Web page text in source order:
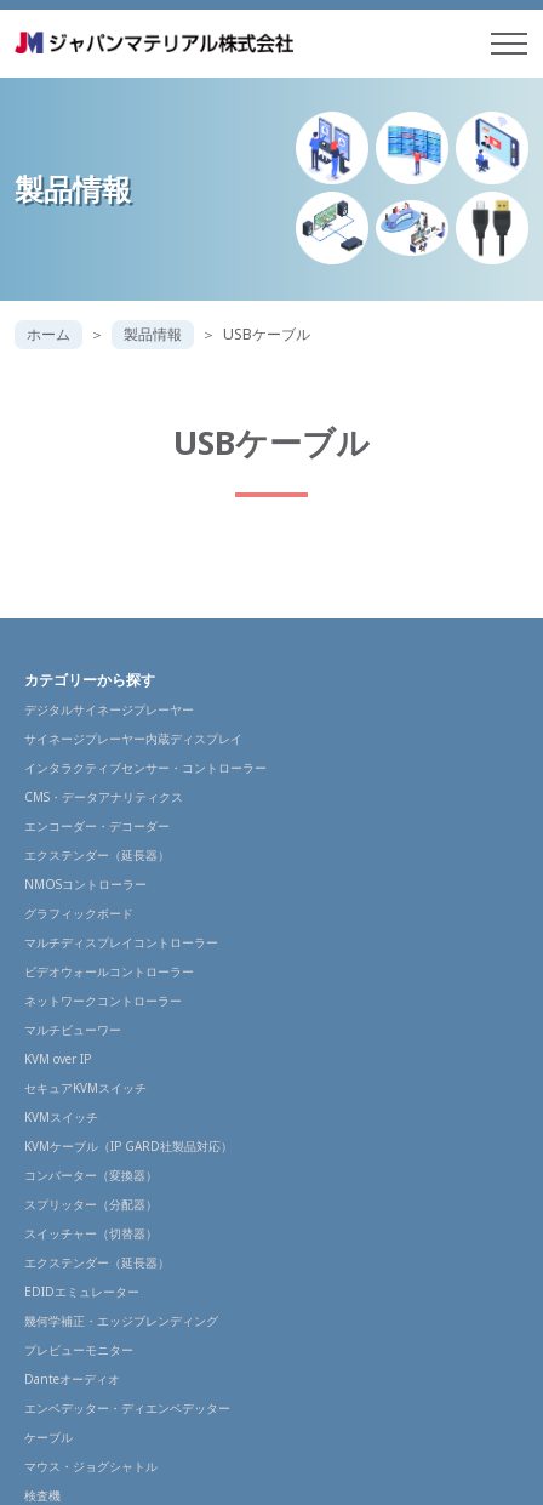
製品情報
ホーム 製品情報 USBケーブル
USBケーブル
カテゴリーから探す
デジタルサイネージプレーヤー
サイネージプレーヤー内蔵ディスプレイ
インタラクティブセンサー・コントローラー
CMS・データアナリティクス
エンコーダー・デコーダー
エクステンダー（延長器）
NMOSコントローラー
グラフィックボード
マルチディスプレイコントローラー
ビデオウォールコントローラー
ネットワークコントローラー
マルチビューワー
KVM over IP
セキュアKVMスイッチ
KVMスイッチ
KVMケーブル（IP GARD社製品対応）
コンバーター（変換器）
スプリッター（分配器）
スイッチャー（切替器）
エクステンダー（延長器）
EDIDエミュレーター
幾何学補正・エッジブレンディング
プレビューモニター
Danteオーディオ
エンベデッター・ディエンベデッター
ケーブル
マウス・ジョグシャトル
検査機